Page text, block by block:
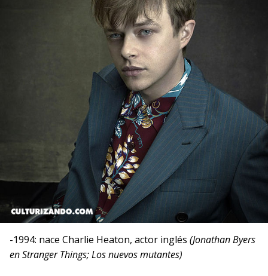
-1994: nace Charlie Heaton, actor inglés (Jonathan Byers
en Stranger Things; Los nuevos mutantes)